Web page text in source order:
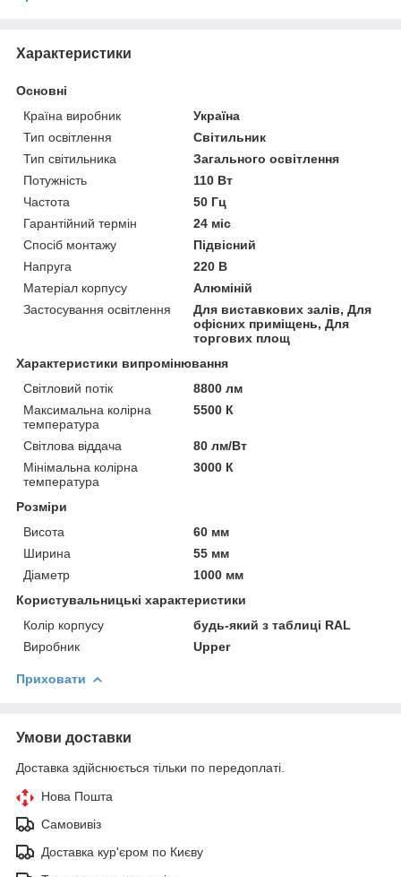
Характеристики
Основні
Країна виробник
Україна
Тип освітлення
Світильник
Тип світильника
Загального освітлення
Потужність
110 Вт
Частота
50 Гц
Гарантійний термін
24 міс
Спосіб монтажу
Підвісний
Напруга
220 В
Матеріал корпусу
Алюміній
Застосування освітлення
Для виставкових залів, Для
офісних приміщень, Для
торгових площ
Характеристики випромінювання
Світловий потік
8800 лм
Максимальна колірна
температура
5500 К
Світлова віддача
80 лм/Вт
Мінімальна колірна
температура
3000 К
Розміри
Висота
60 мм
Ширина
55 мм
Діаметр
1000 мм
Користувальницькі характеристики
Колір корпусу
будь-який з таблиці RAL
Виробник
Upper
Приховати
Умови доставки
Доставка здійснюється тільки по передоплаті.
Нова Пошта
Самовивіз
Доставка кур'єром по Києву